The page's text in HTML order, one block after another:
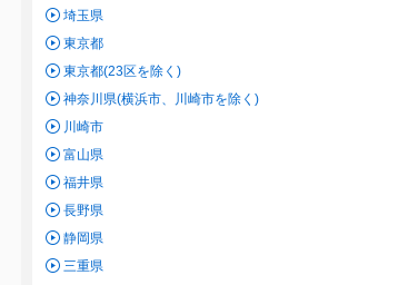
埼玉県
東京都
東京都(23区を除く)
神奈川県(横浜市、川崎市を除く)
川崎市
富山県
福井県
長野県
静岡県
三重県